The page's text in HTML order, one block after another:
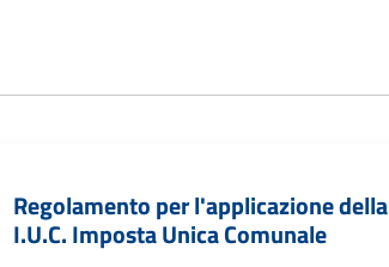
Regolamento per l'applicazione della
I.U.C. Imposta Unica Comunale